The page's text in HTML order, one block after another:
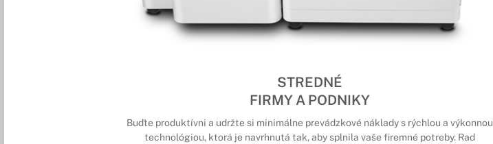
STREDNÉ
FIRMY A PODNIKY
Buďte produktívni a udržte si minimálne prevádzkové náklady s rýchlou a výkonnou
technológiou, ktorá je navrhnutá tak, aby splnila vaše firemné potreby. Rad